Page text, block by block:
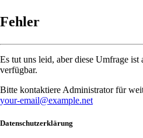
Fehler
Es tut uns leid, aber diese Umfrage
verfügbar.
Bitte kontaktiere Administrator für
your-email@example.net
Datenschutzerklärung